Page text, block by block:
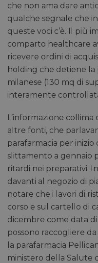
che non ama dare
qualche segnale che
queste voci c’è. Il più
comparto healthcare
ricevere ordini di
holding che detiene
milanese (130 mq di
interamente
L’informazione
altre fonti, che
parafarmacia per
slittamento a gennaio
ritardi nei preparativi.
davanti al negozio di
notare che i lavori di
corso e sul cartello di
dicembre come data
possono raccogliere
la parafarmacia
ministero della Salute